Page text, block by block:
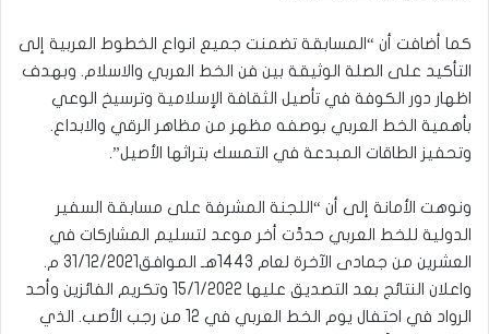
كما أضافت أن “المسابقة تضمنت جميع انواع الخطوط العربية إلى
التأكيد على الصلة الوثيقة بين فن الخط العربي والاسلام. وبهدف
اظهار دور الكوفة في تأصيل الثقافة الإسلامية وترسيخ الوعي
بأهمية الخط العربي بوصفه مظهر من مظاهر الرقي والابداع.
وتحفيز الطاقات المبدعة في التمسك بتراثها الأصيل”.
ونوهت الأمانة إلى أن “اللجنة المشرفة على مسابقة السفير
الدولية للخط العربي حددَّت أخر موعد لتسليم المشاركات في
العشرين من جمادى الآخرة لعام 1443هـ الموافق31/12/2021 م.
واعلان النتائج بعد التصديق عليها 15/1/2022 وتكريم الفائزين وأحد
الرواد في احتفال يوم الخط العربي في 12 من رجب الأصب. الذي